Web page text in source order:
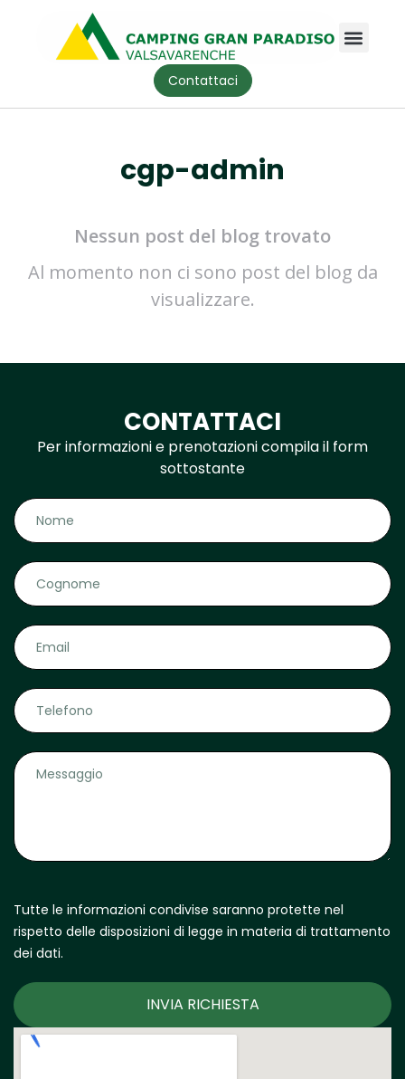
Contattaci
cgp-admin
Nessun post del blog trovato
Al momento non ci sono post del blog da
visualizzare.
CONTATTACI
Per informazioni e prenotazioni compila il form
sottostante
Tutte le informazioni condivise saranno protette nel
rispetto delle disposizioni di legge in materia di trattamento
dei dati.
INVIA RICHIESTA